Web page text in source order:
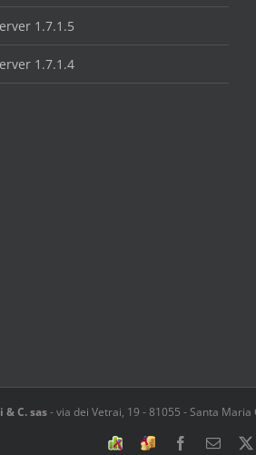
1.7.1.5
1.7.1.4
C. sas-via dei Vetrai, 19 -81055 -Santa Maria
SoftwareSpesometroFacebook
Email